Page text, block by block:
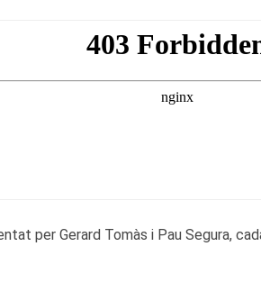
per Gerard Tomàs i Pau Segura,